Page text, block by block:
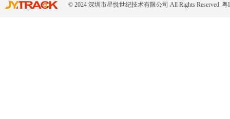
© 2024 深圳市星悦世纪技术有限公司 All Rights Reserved 粤